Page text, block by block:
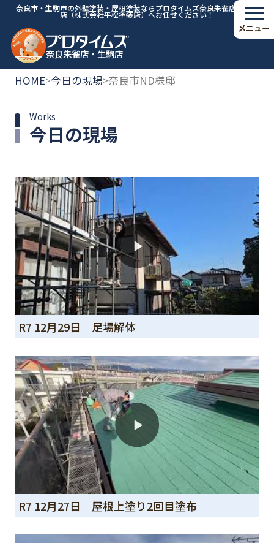
奈良市・生駒市の外壁塗装・屋根塗装ならプロタイムズ奈良朱雀店・生駒
店（株式会社平松塗装店）へお任せください！
奈良朱雀店・生駒店
メニュー
HOME>今日の現場>奈良市ND様邸
今日の現場
Works
R7 12月29日 足場解体
R7 12月27日 屋根上塗り2回目塗布